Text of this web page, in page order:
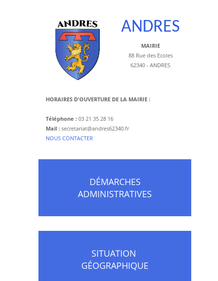
ANDRES
MAIRIE
88 Rue des Ecoles
62340 - ANDRES
HORAIRES D'OUVERTURE DE LA MAIRIE :
Téléphone : 03 21 35 28 16
Mail : secretariat@andres62340.fr
​NOUS CONTACTER
DÉMARCHES
ADMINISTRATIVES
SITUATION
GÉOGRAPHIQUE